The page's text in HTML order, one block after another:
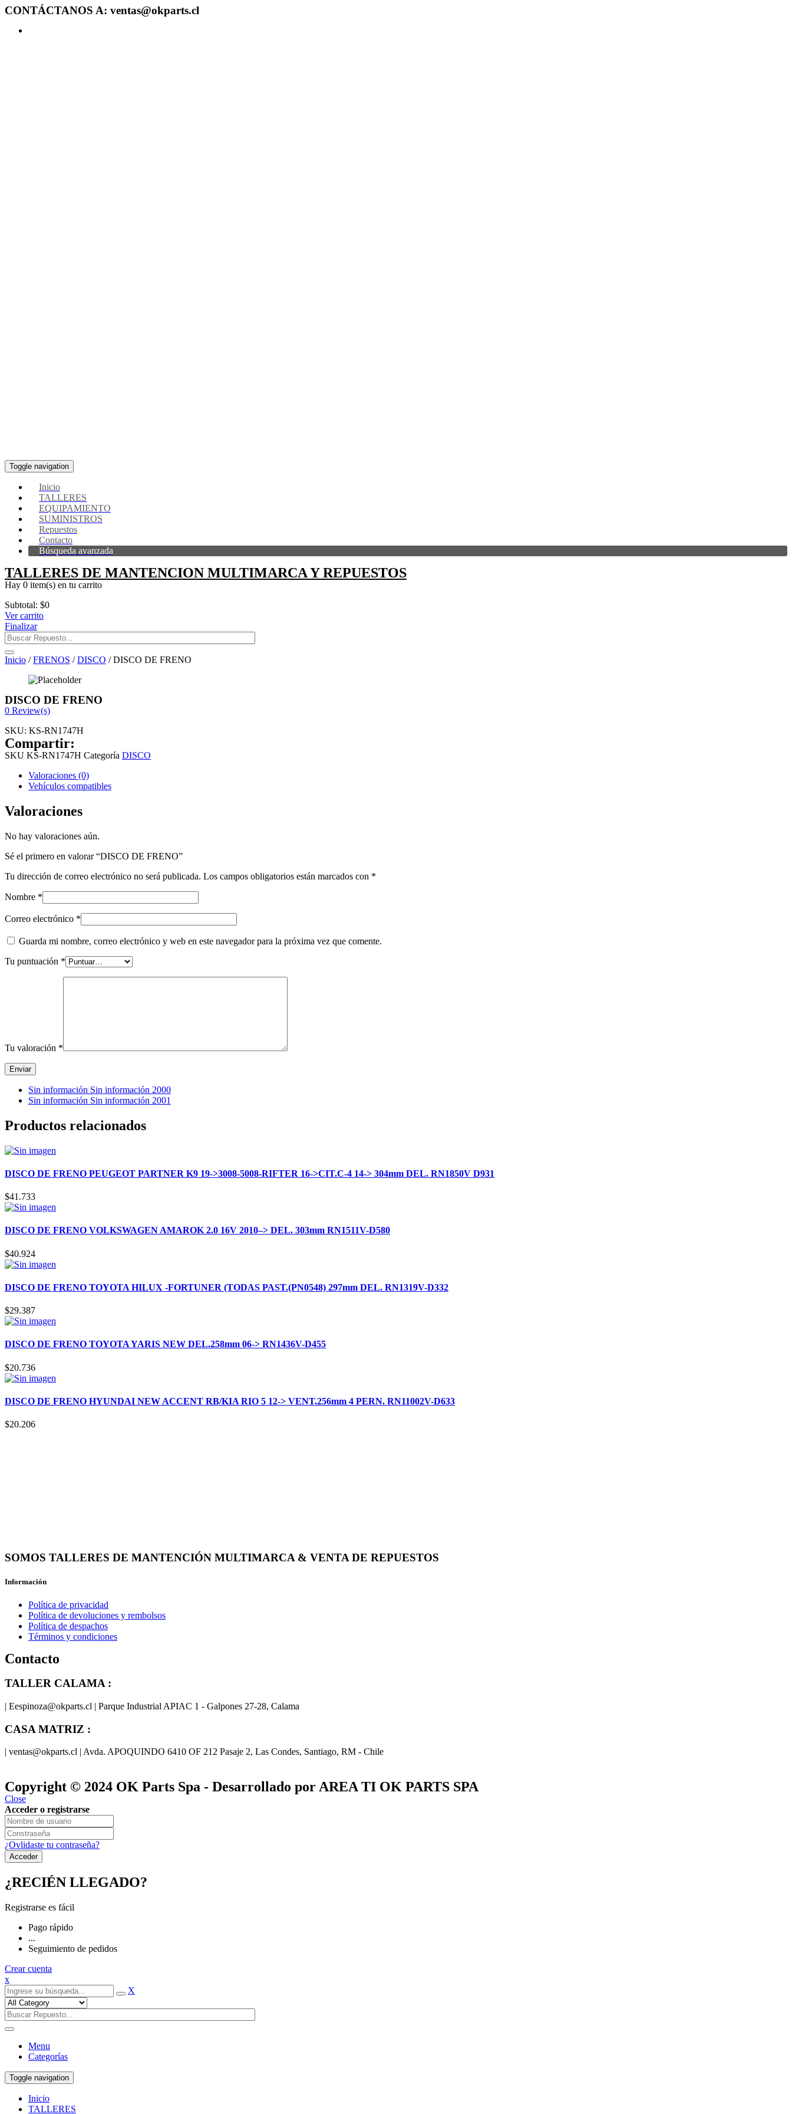
CONTÁCTANOS A: ventas@okparts.cl
Toggle navigation
Inicio
TALLERES
EQUIPAMIENTO
SUMINISTROS
Repuestos
Contacto
Búsqueda avanzada
TALLERES DE MANTENCION MULTIMARCA Y REPUESTOS
Hay 0 item(s) en tu carrito
Subtotal: $0
Ver carrito
Finalizar
Inicio /FRENOS /DISCO / DISCO DE FRENO
DISCO DE FRENO
0 Review(s)
SKU: KS-RN1747H
Compartir:
SKU KS-RN1747H Categoría DISCO
Valoraciones (0)
Vehículos compatibles
Valoraciones
No hay valoraciones aún.
Sé el primero en valorar “DISCO DE FRENO”
Tu dirección de correo electrónico no será publicada. Los campos obligatorios están marcados con *
Nombre *
Correo electrónico *
Guarda mi nombre, correo electrónico y web en este navegador para la próxima vez que comente.
Tu puntuación *
Tu valoración *
Sin información Sin información 2000
Sin información Sin información 2001
Productos relacionados
DISCO DE FRENO PEUGEOT PARTNER K9 19->3008-5008-RIFTER 16->CIT.C-4 14-> 304mm DEL. RN1850V D931
$41.733
DISCO DE FRENO VOLKSWAGEN AMAROK 2.0 16V 2010–> DEL. 303mm RN1511V-D580
$40.924
DISCO DE FRENO TOYOTA HILUX -FORTUNER (TODAS PAST.(PN0548) 297mm DEL. RN1319V-D332
$29.387
DISCO DE FRENO TOYOTA YARIS NEW DEL.258mm 06-> RN1436V-D455
$20.736
DISCO DE FRENO HYUNDAI NEW ACCENT RB/KIA RIO 5 12-> VENT.256mm 4 PERN. RN11002V-D633
$20.206
SOMOS TALLERES DE MANTENCIÓN MULTIMARCA & VENTA DE REPUESTOS
Información
Política de privacidad
Política de devoluciones y rembolsos
Política de despachos
Términos y condiciones
Contacto
TALLER CALAMA :
| Eespinoza@okparts.cl | Parque Industrial APIAC 1 - Galpones 27-28, Calama
CASA MATRIZ :
| ventas@okparts.cl | Avda. APOQUINDO 6410 OF 212 Pasaje 2, Las Condes, Santiago, RM - Chile
Copyright © 2024 OK Parts Spa - Desarrollado por AREA TI OK PARTS SPA
Close
Acceder o registrarse
¿Ovlidaste tu contraseña?
¿RECIÉN LLEGADO?
Registrarse es fácil
Pago rápido
...
Seguimiento de pedidos
Crear cuenta
x
X
Menu
Categorías
Toggle navigation
Inicio
TALLERES